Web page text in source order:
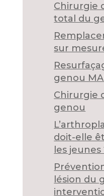
Chirurgie
total du
sur
genou
Chirurgie
genou
doit-elle
les jeunes
lésion du